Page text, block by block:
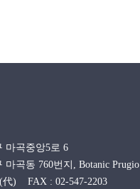
마곡중앙5로 6
곡동 760번지, Botanic Prugio
代) FAX : 02-547-2203